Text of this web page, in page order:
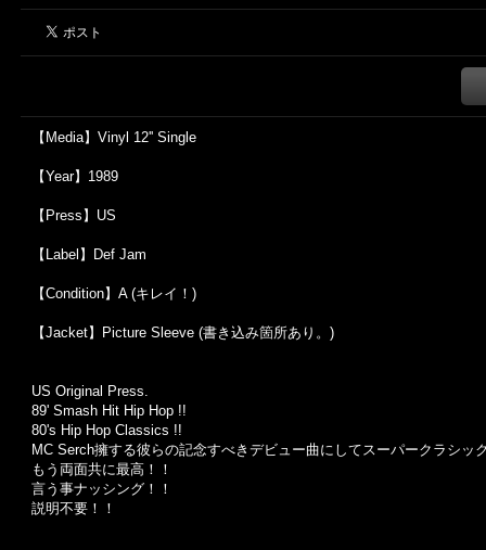
【Media】Vinyl 12'' Single
【Year】1989
【Press】US
【Label】Def Jam
【Condition】A (キレイ！)
【Jacket】Picture Sleeve (書き込み箇所あり。)
US Original Press.
89' Smash Hit Hip Hop !!
80's Hip Hop Classics !!
MC Serch擁する彼らの記念すべきデビュー曲にしてスーパークラシッ
もう両面共に最高！！
言う事ナッシング！！
説明不要！！